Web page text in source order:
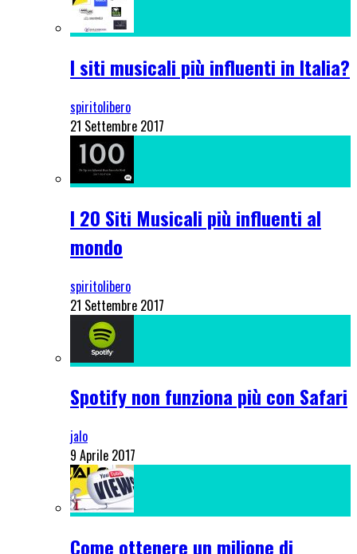
I siti musicali più influenti in Italia?
spiritolibero
21 Settembre 2017
I 20 Siti Musicali più influenti al
mondo
spiritolibero
21 Settembre 2017
Spotify non funziona più con Safari
jalo
9 Aprile 2017
Come ottenere un milione di